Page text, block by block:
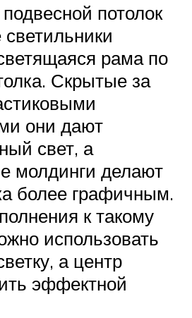
потолок
рама по
Скрытые за
они дают
свет, а
молдинги делают
более графичным.
к такому
использовать
а центр
эффектной